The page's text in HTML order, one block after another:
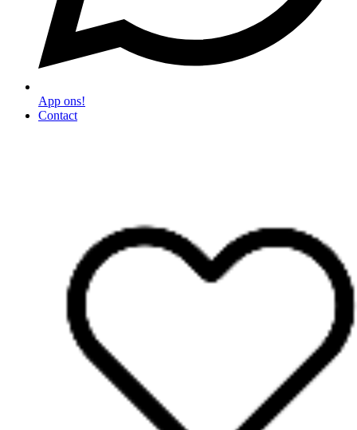
App ons!
Contact